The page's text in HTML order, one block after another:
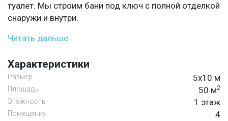
туалет. Мы строим бани под ключ с полной отделкой
снаружи и внутри.
Читать дальше
Характеристики
Размер 5х10 м
Площадь 50 м2
Этажность 1 этаж
Помещения 4